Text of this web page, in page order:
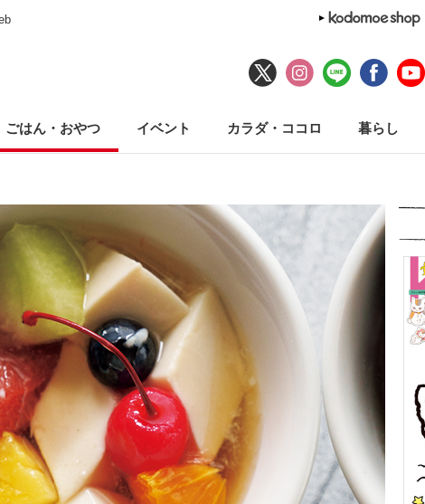
ごはん・おやつ イベント カラダ・ココロ 暮らし